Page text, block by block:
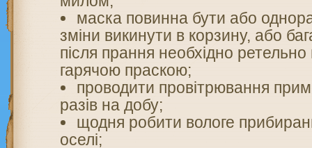
маска повинна бути або
зміни викинути в корзину, або
після прання необхідно
гарячою праскою;
проводити провітрювання
разів на добу;
щодня робити вологе
оселі;